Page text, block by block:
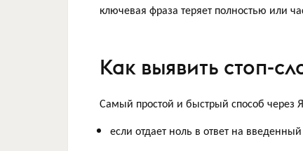
ключевая фраза теряет полностью или
Как выявить стоп-
Самый простой и быстрый способ через
если отдает ноль в ответ на